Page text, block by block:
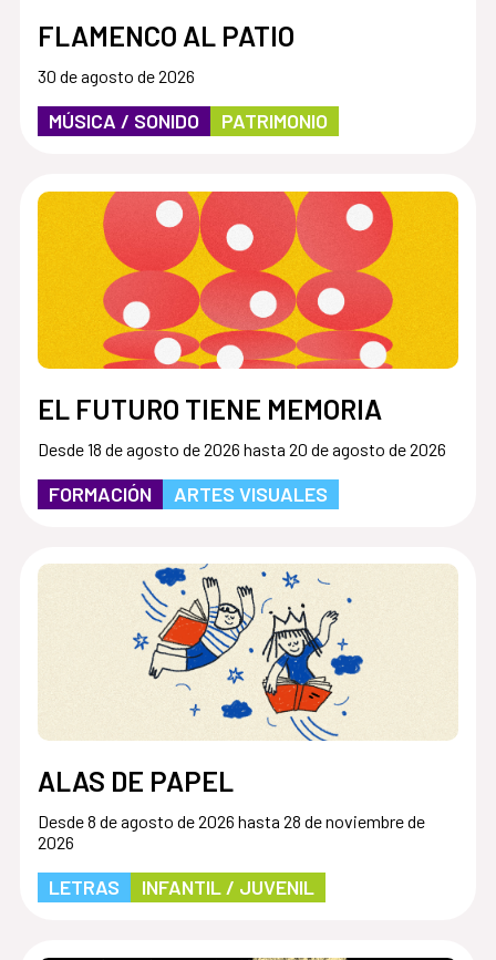
FLAMENCO AL PATIO
30 de agosto de 2026
MÚSICA / SONIDO PATRIMONIO
EL FUTURO TIENE MEMORIA
Desde 18 de agosto de 2026 hasta 20 de agosto de 2026
FORMACIÓN ARTES VISUALES
ALAS DE PAPEL
Desde 8 de agosto de 2026 hasta 28 de noviembre de
2026
LETRAS INFANTIL / JUVENIL